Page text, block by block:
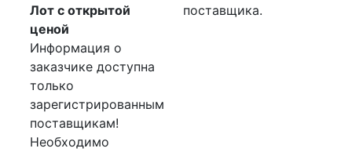
Лот с открытой
ценой
Информация о
заказчике доступна
только
зарегистрированным
поставщикам!
Необходимо
поставщика.